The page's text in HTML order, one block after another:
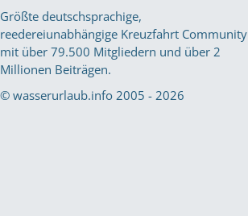
Größte deutschsprachige,
reedereiunabhängige Kreuzfahrt Community
mit über 79.500 Mitgliedern und über 2
Millionen Beiträgen.
© wasserurlaub.info 2005 - 2026